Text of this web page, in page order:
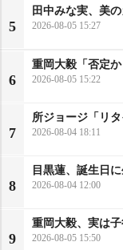
5
田中みな実、美
2026-08-05 15:27
6
重岡大毅「否定か
2026-08-05 15:22
7
所ジョージ「リ
2026-08-04 18:11
8
目黒蓮、誕生日
2026-08-04 12:00
9
重岡大毅、実は
2026-08-05 15:50